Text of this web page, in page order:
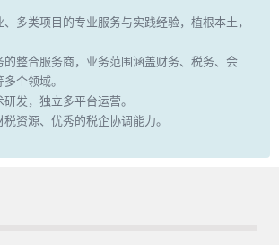
多类项目的专业服务与实践经验，植根本土，
整合服务商，业务范围涵盖财务、税务、会
个领域。
发，独立多平台运营。
资源、优秀的税企协调能力。